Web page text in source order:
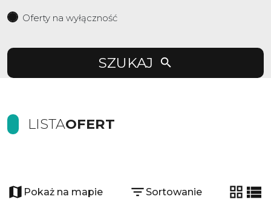
Oferty na wyłączność
SZUKAJ
LISTAOFERT
Pokaż na mapie Sortowanie
tabela